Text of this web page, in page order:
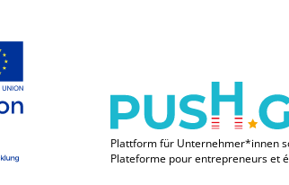
Plattform für Unternehmer*innen
Plateforme pour entrepreneurs et